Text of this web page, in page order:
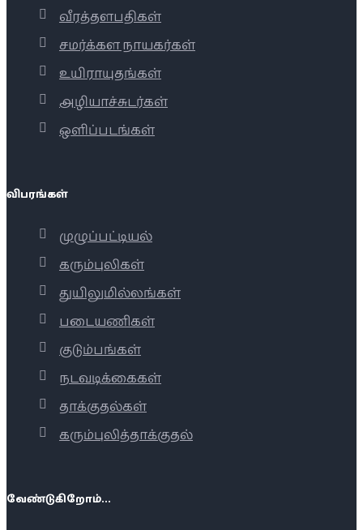
வீரத்தளபதிகள்
சமர்க்கள நாயகர்கள்
உயிராயுதங்கள்
அழியாச்சுடர்கள்
ஒளிப்படங்கள்
விபரங்கள்
முழுப்பட்டியல்
கரும்புலிகள்
துயிலுமில்லங்கள்
படையணிகள்
குடும்பங்கள்
நடவடிக்கைகள்
தாக்குதல்கள்
கரும்புலித்தாக்குதல்
வேண்டுகிறோம்...